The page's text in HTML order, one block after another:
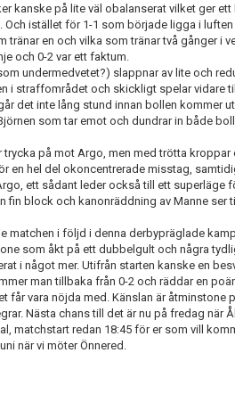
kanske på lite väl obalanserat vilket ger
istället för 1-1 som började ligga i
tränar en och vilka som tränar två gånger i
och 0-2 var ett faktum.
undermedvetet?) slappnar av lite och
i straffområdet och skickligt spelar vidare
det inte lång stund innan bollen kommer
som tar emot och dundrar in både
på mot Argo, men med trötta kroppar
en hel del okoncentrerade misstag,
ett sådant leder också till ett superläge
fin block och kanonräddning av Manne ser
matchen i följd i denna derbypräglade
som åkt på ett dubbelgult och några
i något mer. Utifrån starten kanske en
man tillbaka från 0-2 och räddar en
får vara nöjda med. Känslan är åtminstone
Nästa chans till det är nu på fredag när
matchstart redan 18:45 för er som vill
när vi möter Önnered.